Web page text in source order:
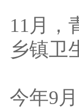
11月，
乡镇卫
今年9